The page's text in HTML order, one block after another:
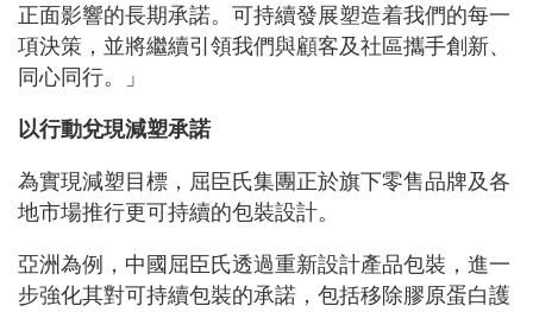
正面影響的長期承諾。可持續發展塑造着我們的每一
項決策，並將繼續引領我們與顧客及社區攜手創新、
同心同行。」
以行動兌現減塑承諾
為實現減塑目標，屈臣氏集團正於旗下零售品牌及各
地市場推行更可持續的包裝設計。
亞洲為例，中國屈臣氏透過重新設計產品包裝，進一
步強化其對可持續包裝的承諾，包括移除膠原蛋白護